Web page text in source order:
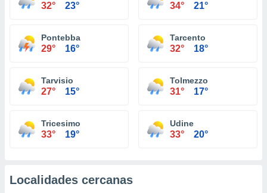
32° 23° 34° 21°
Pontebba
29° 16°
Tarcento
32° 18°
Tarvisio
27° 15°
Tolmezzo
31° 17°
Tricesimo
33° 19°
Udine
33° 20°
Localidades cercanas